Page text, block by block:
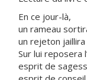
En ce jour-là,
un rameau
un rejeton
Sur lui reposera
esprit de